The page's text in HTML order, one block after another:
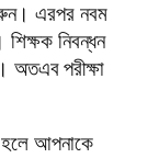
এরপর নবম
নিবন্ধন
অতএব পরীক্ষা
হলে আপনাকে